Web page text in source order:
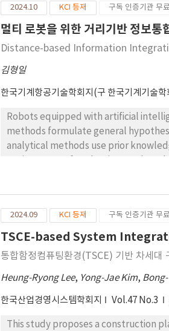
2024.10 KCI 등재 구독 인증기관 무
멀티 로봇을 위한 거리기반 정보통
Distance-based Information
김형일
한국기계항공기술학회지(구 한국기계기술학
Robots equipped with artificial
methods formulate general
analytical methods use prior
processing. In particular, when a
of the topology. The technique
performance in environments with a
2024.09 KCI 등재 구독 인증기관 무
TSCE-based System
통합함정컴퓨팅환경(TSCE) 기반 차세대
Heung-Ryong Lee, Yong-Jae Kim,
한국산업경영시스템학회지 Vol.47 No.3
This study proposes a construction